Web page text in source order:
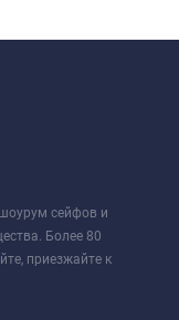
сейфов и
Более 80
приезжайте к